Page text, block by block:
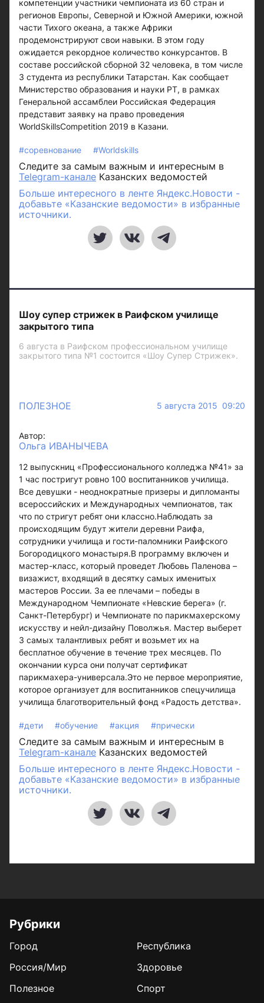
компетенции участники чемпионата из 60 стран и
регионов Европы, Северной и Южной Америки, южной
части Тихого океана, а также Африки
продемонстрируют свои навыки. В этом году
ожидается рекордное количество конкурсантов. В
составе российской сборной 32 человека, в том числе
3 студента из республики Татарстан. Как сообщает
Министерство образования и науки РТ, в рамках
Генеральной ассамблеи Российская Федерация
представит заявку на право проведения
WorldSkillsCompetition 2019 в Казани.
#соревнование #Worldskills
Следите за самым важным и интересным в
Telegram-канале Казанских ведомостей
Больше интересного в ленте Яндекс.Новости -
добавьте «Казанские ведомости» в избранные
источники.
Шоу супер стрижек в Раифском училище
закрытого типа
6 августа в Раифском профессиональном училище
закрытого типа №1 состоится «Шоу Супер Стрижек».
ПОЛЕЗНОЕ 5 августа 2015 09:20
Автор:
Ольга ИВАНЫЧЕВА
12 выпускниц «Профессионального колледжа №41» за
1 час постригут ровно 100 воспитанников училища.
Все девушки - неоднократные призеры и дипломанты
всероссийских и Международных чемпионатов, так
что по стригут ребят они классно.Наблюдать за
происходящим будут жители деревни Раифа,
сотрудники училища и гости-паломники Раифского
Богородицкого монастыря.В программу включен и
мастер-класс, который проведет Любовь Паленова –
визажист, входящий в десятку самых именитых
мастеров России. За ее плечами – победы в
Международном Чемпионате «Невские берега» (г.
Санкт-Петербург) и Чемпионате по парикмахерскому
искусству и нейл-дизайну Поволжья. Мастер выберет
3 самых талантливых ребят и возьмет их на
бесплатное обучение в течение трех месяцев. По
окончании курса они получат сертификат
парикмахера-универсала.Это не первое мероприятие,
которое организует для воспитанников спецучилища
училища благотворительный фонд «Радость детства».
#дети #обучение #акция #прически
Следите за самым важным и интересным в
Telegram-канале Казанских ведомостей
Больше интересного в ленте Яндекс.Новости -
добавьте «Казанские ведомости» в избранные
источники.
Рубрики
Город
Республика
Россия/Мир
Здоровье
Полезное
Спорт